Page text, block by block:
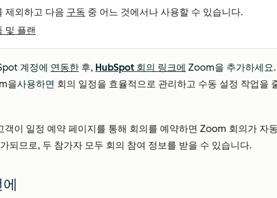
제외하고 다음 구독 중 어느 것에서나 사용할 수 있습니다.
및 플랜
계정에 연동한 후, HubSpot 회의 링크에 Zoom을 추가하세요.
을사용하면 회의 일정을 효율적으로 관리하고 수동 설정 작업을
객이 일정 예약 페이지를 통해 회의를 예약하면 Zoom 회의가 자
되므로, 두 참가자 모두 회의 참여 정보를 받을 수 있습니다.